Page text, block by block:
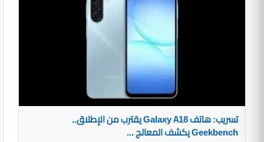
تسريب: هاتف Galaxy A18 يقترب من الإطلاق..
Geekbench يكشف المعالج ...